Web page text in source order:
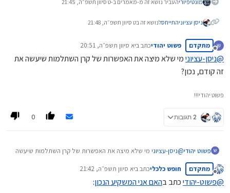
מונטיפיוריהעביר נושא זה מ-מאמרים ב-ט סיוון תשפ״ה, 21:45
ניסן עציוניהתייחסלנושא זה בט סיוון תשפ״ה, 21:48
מנותק
מתקדם פשוט יהודיכתב ביא סיוון תשפ״ה, 20:51
נערך לאחרונה על ידי
@ניסן-עציונימי שלא מיצה את האפשרות של קרן השתלמות שיעשה את
זה קודם, נכון?
פשוט יהודי!!!
2 תגובות 0
פשוט יהודי@ניסן-עציוני מי שלא מיצה את האפשרות של קרן השתלמות שיעשה
מנותק
מתקדם חופש כלכליכתב ביא סיוון תשפ״ה, 21:42
נערך לאחרונה על ידי
@פשוט-יהודיכתב בהאם אני המשקיע הנכון: